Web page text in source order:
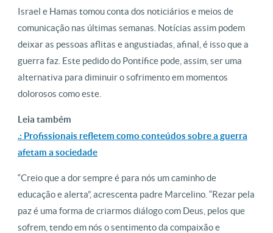
Israel e Hamas tomou conta dos noticiários e meios de
comunicação nas últimas semanas. Notícias assim podem
deixar as pessoas aflitas e angustiadas, afinal, é isso que a
guerra faz. Este pedido do Pontífice pode, assim, ser uma
alternativa para diminuir o sofrimento em momentos
dolorosos como este.
Leia também
.: Profissionais refletem como conteúdos sobre a guerra
afetam a sociedade
“Creio que a dor sempre é para nós um caminho de
educação e alerta”, acrescenta padre Marcelino. “Rezar pela
paz é uma forma de criarmos diálogo com Deus, pelos que
sofrem, tendo em nós o sentimento da compaixão e